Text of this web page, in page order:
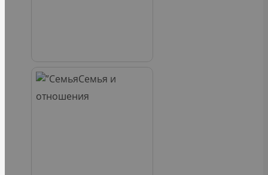
Семья и
отношения